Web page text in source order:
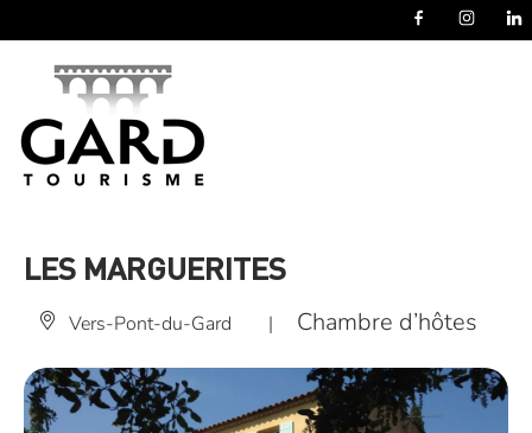
LES MARGUERITES
Vers-Pont-du-Gard | Chambre d’hôtes